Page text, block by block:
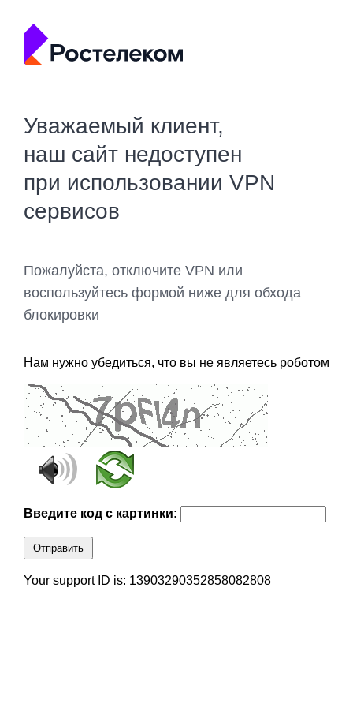
Уважаемый клиент,
наш сайт недоступен
при использовании VPN
сервисов
Пожалуйста, отключите VPN или
воспользуйтесь формой ниже для обхода
блокировки
Нам нужно убедиться, что вы не являетесь роботом
Введите код с картинки:
Отправить
Your support ID is: 13903290352858082808